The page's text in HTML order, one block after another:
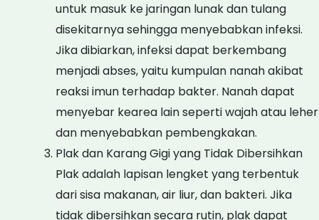
untuk masuk ke jaringan lunak dan tulang
disekitarnya sehingga menyebabkan infeksi.
Jika dibiarkan, infeksi dapat berkembang
menjadi abses, yaitu kumpulan nanah akibat
reaksi imun terhadap bakter. Nanah dapat
menyebar kearea lain seperti wajah atau leher
dan menyebabkan pembengkakan.
Plak dan Karang Gigi yang Tidak Dibersihkan
Plak adalah lapisan lengket yang terbentuk
dari sisa makanan, air liur, dan bakteri. Jika
tidak dibersihkan secara rutin, plak dapat